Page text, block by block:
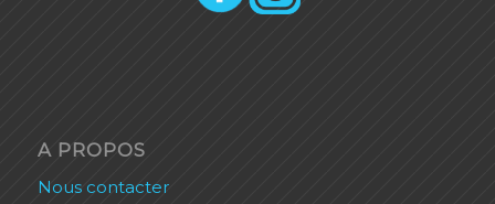
A PROPOS
Nous contacter